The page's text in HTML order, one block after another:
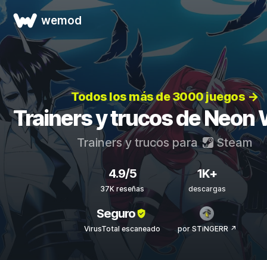
wemod
Todos los más de 3000 juegos →
Trainers y trucos de Neon
Trainers y trucos para Steam
4.9/5
37K reseñas
1K+
descargas
Seguro
VirusTotal escaneado por STiNGERR ↗